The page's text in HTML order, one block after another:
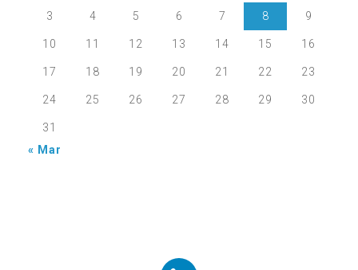
3 4 5 6 7 8 9
10 11 12 13 14 15 16
17 18 19 20 21 22 23
24 25 26 27 28 29 30
31
« Mar